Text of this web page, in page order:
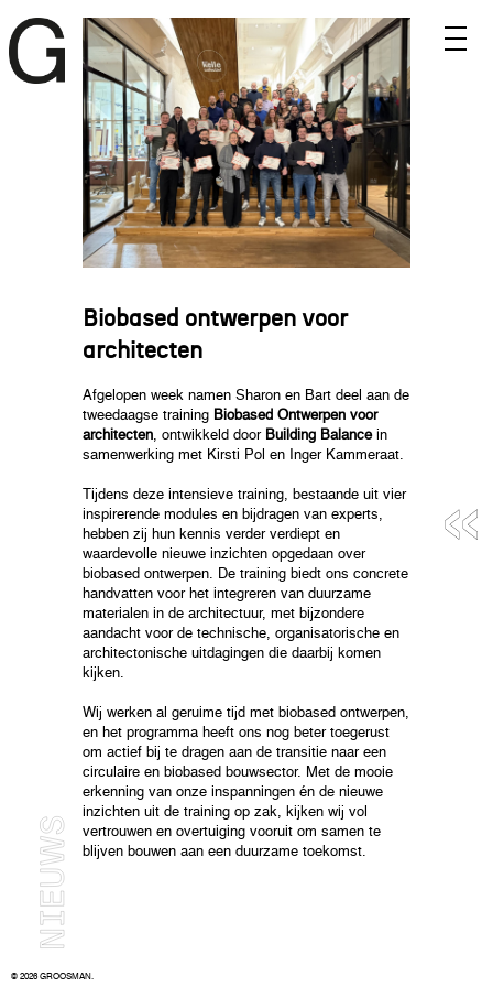
Biobased ontwerpen voor
architecten
Afgelopen week namen Sharon en Bart deel aan de
tweedaagse training Biobased Ontwerpen voor
architecten, ontwikkeld door Building Balancein
samenwerking met Kirsti Pol en Inger Kammeraat.
Tijdens deze intensieve training, bestaande uit vier
inspirerende modules en bijdragen van experts,
hebben zij hun kennis verder verdiept en
waardevolle nieuwe inzichten opgedaan over
biobased ontwerpen. De training biedt ons concrete
handvatten voor het integreren van duurzame
materialen in de architectuur, met bijzondere
aandacht voor de technische, organisatorische en
architectonische uitdagingen die daarbij komen
kijken.
Wij werken al geruime tijd met biobased ontwerpen,
en het programma heeft ons nog beter toegerust
om actief bij te dragen aan de transitie naar een
circulaire en biobased bouwsector. Met de mooie
erkenning van onze inspanningen én de nieuwe
inzichten uit de training op zak, kijken wij vol
vertrouwen en overtuiging vooruit om samen te
blijven bouwen aan een duurzame toekomst.
«
© 2026 GROOSMAN.